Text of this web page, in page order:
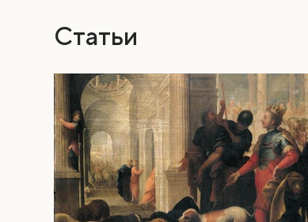
Статьи